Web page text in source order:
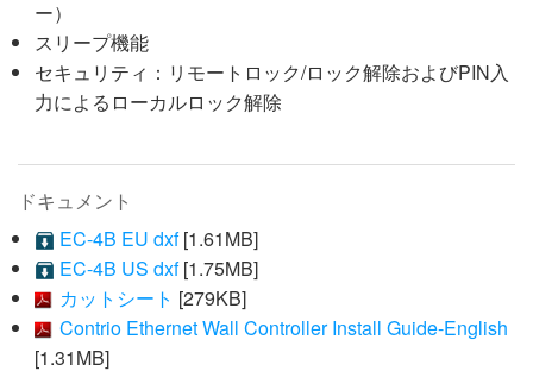
ー）
スリープ機能
セキュリティ：リモートロック/ロック解除およびPIN入
力によるローカルロック解除
ドキュメント
EC-4B EU dxf[1.61MB]
EC-4B US dxf[1.75MB]
カットシート [279KB]
Contrio Ethernet Wall Controller Install Guide-English
[1.31MB]